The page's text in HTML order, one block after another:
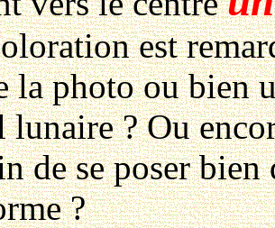
est
la photo ou bien
lunaire ? Ou
de se poser
?